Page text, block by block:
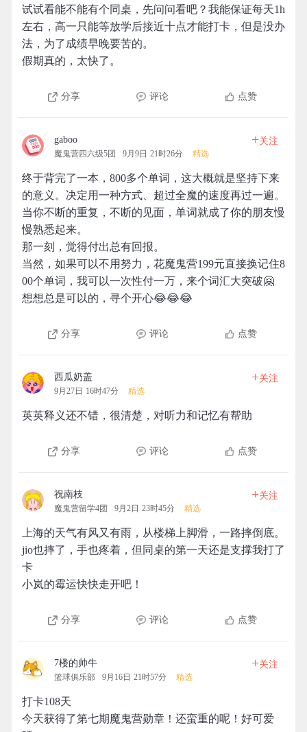
试试看能不能有个同桌，先问问看吧？我能保证每天1h
左右，高一只能等放学后接近十点才能打卡，但是没办
法，为了成绩早晚要苦的。
假期真的，太快了。
分享 评论 点赞
gaboo
魔鬼营四六级5团 9月9日 21时26分 精选
+关注
终于背完了一本，800多个单词，这大概就是坚持下来
的意义。决定用一种方式、超过全魔的速度再过一遍。
当你不断的重复，不断的见面，单词就成了你的朋友慢
慢熟悉起来。
那一刻，觉得付出总有回报。
当然，如果可以不用努力，花魔鬼营199元直接换记住8
00个单词，我可以一次性付一万，来个词汇大突破🤗
想想总是可以的，寻个开心😂😂😂
分享 评论 点赞
西瓜奶盖
9月27日 16时47分 精选
+关注
英英释义还不错，很清楚，对听力和记忆有帮助
分享 评论 点赞
祝南枝
魔鬼营留学4团 9月2日 23时45分 精选
+关注
上海的天气有风又有雨，从楼梯上脚滑，一路摔倒底。
jio也摔了，手也疼着，但同桌的第一天还是支撑我打了
卡
小岚的霉运快快走开吧！
分享 评论 点赞
7楼的帅牛
篮球俱乐部 9月16日 21时57分 精选
+关注
打卡108天
今天获得了第七期魔鬼营勋章！还蛮重的呢！好可爱